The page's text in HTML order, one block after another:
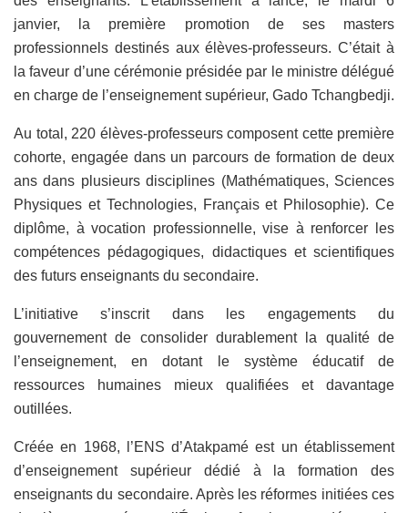
janvier, la première promotion de ses masters
professionnels destinés aux élèves-professeurs. C’était à
la faveur d’une cérémonie présidée par le ministre délégué
en charge de l’enseignement supérieur, Gado Tchangbedji.
Au total, 220 élèves-professeurs composent cette première
cohorte, engagée dans un parcours de formation de deux
ans dans plusieurs disciplines (Mathématiques, Sciences
Physiques et Technologies, Français et Philosophie). Ce
diplôme, à vocation professionnelle, vise à renforcer les
compétences pédagogiques, didactiques et scientifiques
des futurs enseignants du secondaire.
L’initiative s’inscrit dans les engagements du
gouvernement de consolider durablement la qualité de
l’enseignement, en dotant le système éducatif de
ressources humaines mieux qualifiées et davantage
outillées.
Créée en 1968, l’ENS d’Atakpamé est un établissement
d’enseignement supérieur dédié à la formation des
enseignants du secondaire. Après les réformes initiées ces